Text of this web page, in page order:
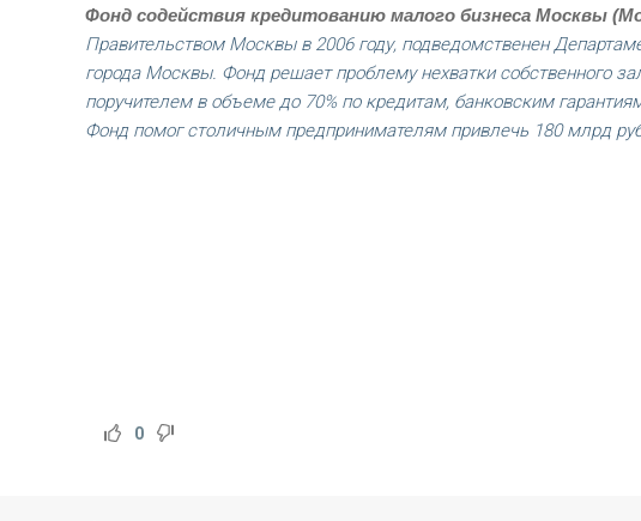
Фонд содействия кредитованию малого бизнеса Москвы
Правительством Москвы в 2006 году, подведомственен
города Москвы. Фонд решает проблему нехватки собственного
поручителем в объеме до 70% по кредитам, банковским
Фонд помог столичным предпринимателям привлечь 180 млрд
0